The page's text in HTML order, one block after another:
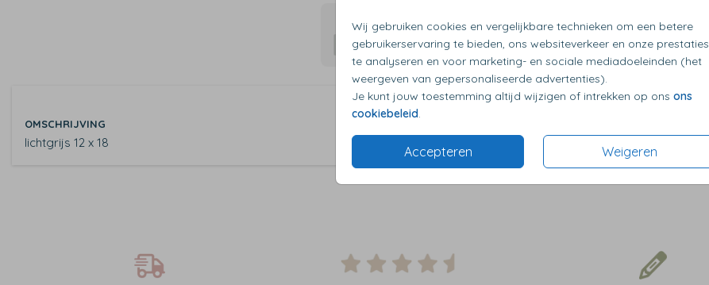
Wij gebruiken cookies en vergelijkbare technieken om een betere
gebruikerservaring te bieden, ons websiteverkeer en onze prestaties
te analyseren en voor marketing- en sociale mediadoeleinden (het
weergeven van gepersonaliseerde advertenties).
Je kunt jouw toestemming altijd wijzigen of intrekken op ons ons
cookiebeleid
Accepteren Weigeren
OMSCHRIJVING
lichtgrijs 12 x 18